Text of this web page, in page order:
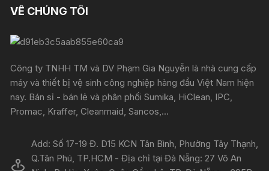
VỀ CHÚNG TÔI
Công ty TNHH TM và DV Phạm Gia Nguyễn là nhà cung cấp
máy và thiết bị vệ sinh công nghiệp hàng đầu Việt Nam hiện
nay. Bán sỉ - bán lẻ và phân phối Sumika, HiClean, IPC,
Promac, Kraffer, Cleanmaid, Sancos,...
Add: Số 17-19 Đ. D15 KCN Tân Bình, Phường Tây Thạnh,
Q.Tân Phú, TP.HCM - Địa chỉ tại Đà Nẵng: 27 Võ An